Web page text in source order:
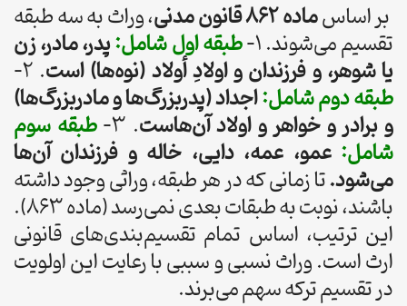
بر اساسماده ۸۶۲ قانون مدنی
، وراث به سه طبقه
تقسیم می‌شوند. 1-
طبقه اول شامل:پدر، مادر، زن
یا شوهر، و فرزندان و اولادِ أولاد (نوه‌ها) است. 2-
طبقه دوم شامل:اجداد (پدربزرگ‌ها و مادربزرگ‌ها)
و برادر و خواهر و اولاد آن‌هاست. 3-
طبقه سوم
شامل: عمو، عمه، دایی، خاله و فرزندان آن‌ها
می‌شود.تا زمانی که در هر طبقه، وراثی وجود داشته
باشند، نوبت به طبقات بعدی نمی‌رسد (ماده ۸۶۳).
این ترتیب، اساس تمام تقسیم‌بندی‌های قانونی
ارث است. وراث نسبی و سببی با رعایت این اولویت
در تقسیم ترکه سهم می‌برند.